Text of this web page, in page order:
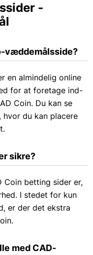
-
væddemålsside?
en almindelig online
for at foretage ind-
Coin. Du kan se
hvor du kan placere
sikre?
Coin betting sider er,
I stedet for kun
er der det ekstra